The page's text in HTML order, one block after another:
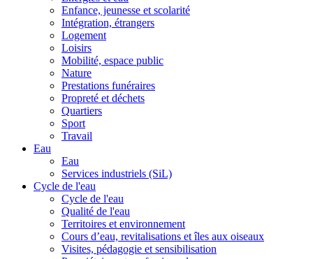
Enfance, jeunesse et scolarité
Intégration, étrangers
Logement
Loisirs
Mobilité, espace public
Nature
Prestations funéraires
Propreté et déchets
Quartiers
Sport
Travail
Eau
Eau
Services industriels (SiL)
Cycle de l'eau
Cycle de l'eau
Qualité de l'eau
Territoires et environnement
Cours d’eau, revitalisations et îles aux oiseaux
Visites, pédagogie et sensibilisation